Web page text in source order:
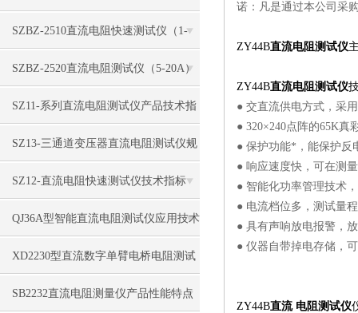
标
SZBZ-2510直流电阻快速测试仪（1-
3A）功能特点
​SZBZ-2520直流电阻测试仪（5-20A）
性能特征
​SZ11-系列直流电阻测试仪产品技术指
标
​SZ13-三通道变压器直流电阻测试仪规
格特点
SZ12-直流电阻快速测试仪技术指标
QJ36A型智能直流电阻测试仪应用技术
特点
XD2230型直流数字单臂电桥电阻测试
仪性能特点
SB2232直流电阻测量仪产品性能特点
诺：凡是通过本公司采
ZY44B直流电阻测试仪
ZY44B直流电阻测试仪
● 交直流供电方式，采
● 320×240点阵的65K真
● 保护功能*，能保护反
● 响应速度快，可在测
● 智能化功率管理技术
● 电流档位多，测试量
● 具有声响放电报警，
● 仪器自带掉电存储，
ZY44B直流 电阻测试仪